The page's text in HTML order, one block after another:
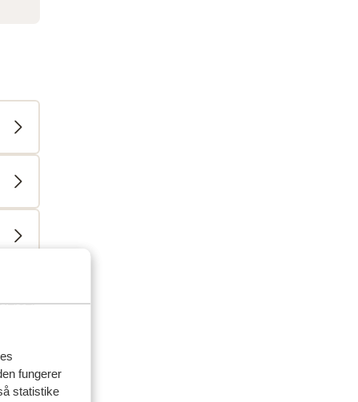
fungerer
statistike